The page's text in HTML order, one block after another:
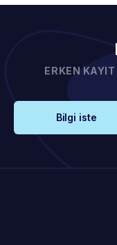
ERKEN
Bilgi iste